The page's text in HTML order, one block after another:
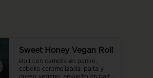
Sweet Honey Vegan Roll
Roll con camote en panko,
cebolla caramelizada, palta y
queso vegano, envuelto en palta.